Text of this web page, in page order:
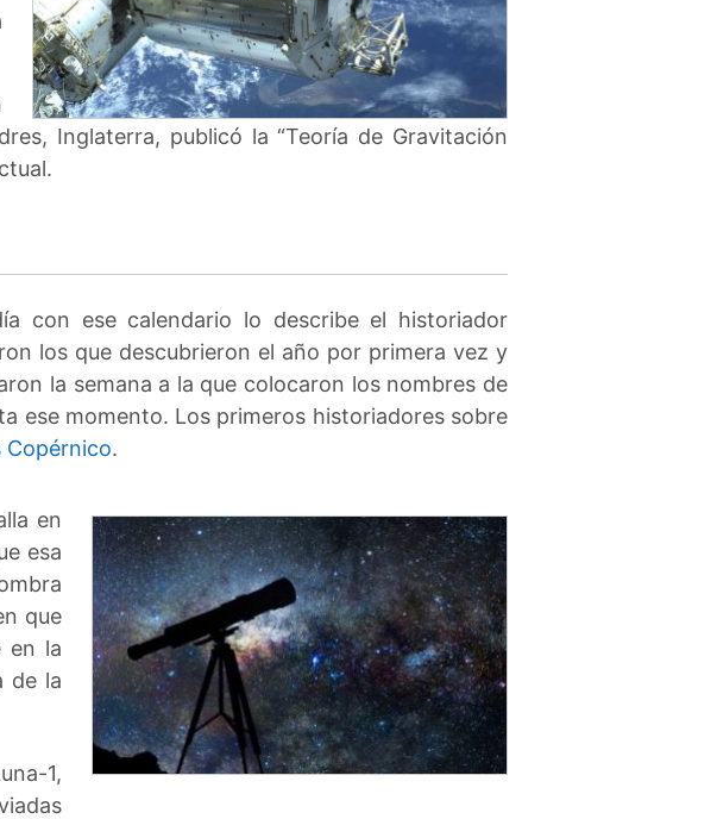
Inglaterra, publicó la “Teoría de Gravitación
con ese calendario lo describe el historiador
los que descubrieron el año por primera vez y
la semana a la que colocaron los nombres de
ese momento. Los primeros historiadores sobre
Copérnico.
en
esa
que
en la
de la
1,